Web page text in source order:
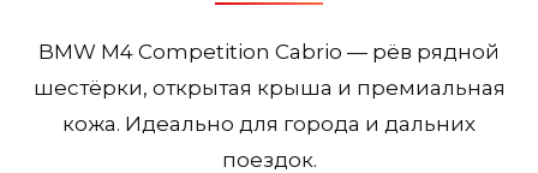
BMW M4 Competition Cabrio — рёв рядной
шестёрки, открытая крыша и премиальная
кожа. Идеально для города и дальних
поездок.